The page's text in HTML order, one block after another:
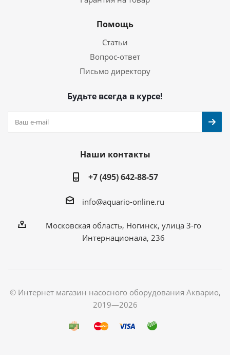
Помощь
Статьи
Вопрос-ответ
Письмо директору
Будьте всегда в курсе!
Наши контакты
+7 (495) 642-88-57
info@aquario-online.ru
Московская область, Ногинск, улица 3-го
Интернационала, 236
© Интернет магазин насосного оборудования Акварио,
2019—2026